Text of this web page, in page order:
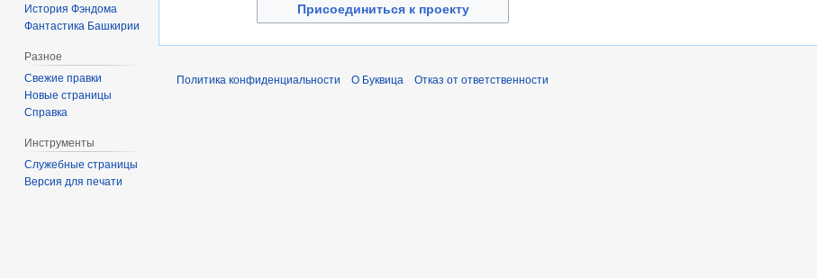
Присоединиться к проекту
История Фэндома
Фантастика Башкирии
Разное
Свежие правки
Новые страницы
Справка
Инструменты
Служебные страницы
Версия для печати
Политика конфиденциальности О Буквица Отказ от ответственности